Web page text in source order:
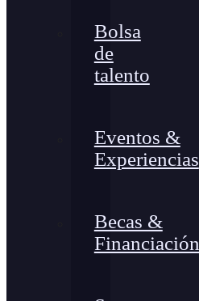
Bolsa
de
talento
Eventos &
Experiencias
Becas &
Financiación